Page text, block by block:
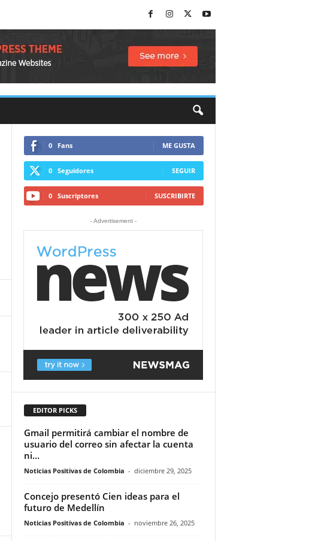
0 Fans ME GUSTA
0 Seguidores SEGUIR
0 Suscriptores SUSCRIBIRTE
- Advertisement -
EDITOR PICKS
Gmail permitirá cambiar el nombre de
usuario del correo sin afectar la cuenta
ni...
Noticias Positivas de Colombia - diciembre 29, 2025
Concejo presentó Cien ideas para el
futuro de Medellín
Noticias Positivas de Colombia - noviembre 26, 2025